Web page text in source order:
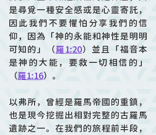
是尋覓一種安全感或是心靈寄託，
因此我們不要懼怕分享我們的信
仰，因為「神的永能和神性是明明
可知的」（羅1:20）並且「福音本
是神的大能，要救一切相信的」
（羅1:16）。
以弗所，曾經是羅馬帝國的重鎮，
也是現今挖掘出相對完整的古羅馬
遺跡之一。在我們的旅程前半段，